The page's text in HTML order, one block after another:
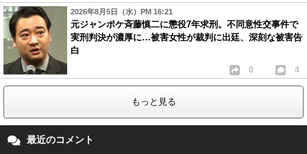
2026年8月5日（水）PM 16:21
元ジャンポケ斉藤慎二に懲役7年求刑。不同意性交事件で
実刑判決が濃厚に…被害女性が裁判に出廷、深刻な被害告
白
0 4
もっと見る
最近のコメント